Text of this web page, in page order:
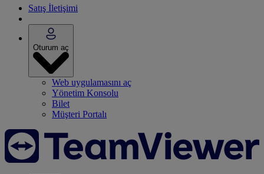
Satış İletişimi
Oturum aç
Web uygulamasını aç
Yönetim Konsolu
Bilet
Müşteri Portalı